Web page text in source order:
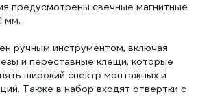
предусмотрены свечные магнитные
мм.
ручным инструментом, включая
и переставные клещи, которые
широкий спектр монтажных и
Также в набор входят отвертки с